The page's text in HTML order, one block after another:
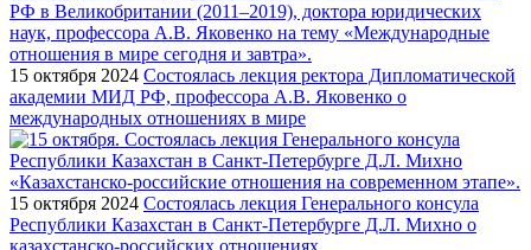
15 октября 2024 Состоялась лекция ректора Дипломатической
академии МИД РФ, профессора А.В. Яковенко о
международных отношениях в мире
15 октября 2024 Состоялась лекция Генерального консула
Республики Казахстан в Санкт-Петербурге Д.Л. Михно о
казахстанско-российских отношениях